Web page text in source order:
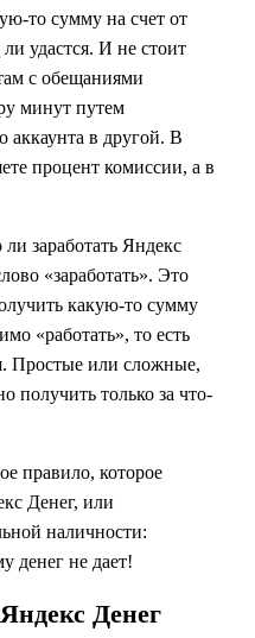
то сумму на счет от
удастся. И не стоит
с обещаниями
минут путем
аккаунта в другой. В
процент комиссии, а в
заработать Яндекс
«заработать». Это
какую-то сумму
«работать», то есть
Простые или сложные,
получить только за что-
правило, которое
Денег, или
наличности:
денег не дает!
Денег